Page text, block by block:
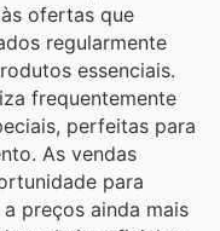
ofertas que
regularmente
essenciais.
frequentemente
perfeitas para
As vendas
para
preços ainda mais